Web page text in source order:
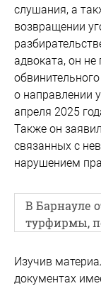
слушания, а
возвращении
адвоката, он не
о направлении
апреля 2025
Также он
связанных с
нарушением
В Барнауле
турфирмы,
Изучив
документах